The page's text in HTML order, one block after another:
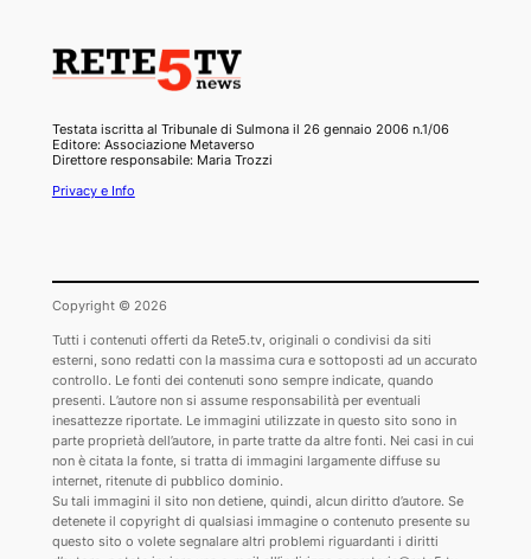
Testata iscritta al Tribunale di Sulmona il 26 gennaio 2006 n.1/06
Editore: Associazione Metaverso
Direttore responsabile: Maria Trozzi
Privacy e Info
Copyright © 2026
Tutti i contenuti offerti da Rete5.tv, originali o condivisi da siti
esterni, sono redatti con la massima cura e sottoposti ad un accurato
controllo. Le fonti dei contenuti sono sempre indicate, quando
presenti. L’autore non si assume responsabilità per eventuali
inesattezze riportate. Le immagini utilizzate in questo sito sono in
parte proprietà dell’autore, in parte tratte da altre fonti. Nei casi in cui
non è citata la fonte, si tratta di immagini largamente diffuse su
internet, ritenute di pubblico dominio.
Su tali immagini il sito non detiene, quindi, alcun diritto d’autore. Se
detenete il copyright di qualsiasi immagine o contenuto presente su
questo sito o volete segnalare altri problemi riguardanti i diritti